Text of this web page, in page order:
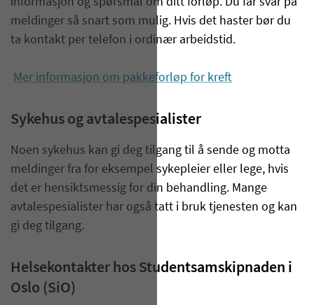
meldinger så snart som mulig. Hvis det haster bør du
ta kontakt per telefon i ordinær arbeidstid.
Mer informasjon om pakkeforløp for kreft
Sykehus og avtalespesialister
Noen sykehus kan gi deg tilgang til å sende og motta
meldinger fra for eksempel sykepleier eller lege, hvis
det er hensiktsmessig for din behandling. Mange
avtalespesialister har også tatt i bruk tjenesten og kan
gi deg tilgang.
Helsekontakter hos Studentsamskipnaden i
Oslo (SiO)